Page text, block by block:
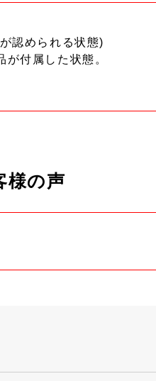
認められる状態)
付属した状態。
様の声